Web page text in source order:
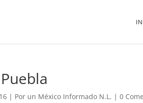
| Por un México Informado N.L. |0